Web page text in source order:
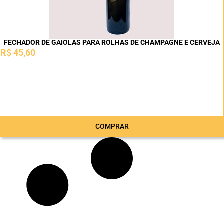
FECHADOR DE GAIOLAS PARA ROLHAS DE CHAMPAGNE E CERVEJA
R$45,60
COMPRAR